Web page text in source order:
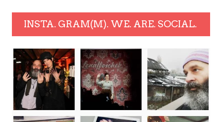
INSTA. GRAM(M). WE. ARE. SOCIAL.